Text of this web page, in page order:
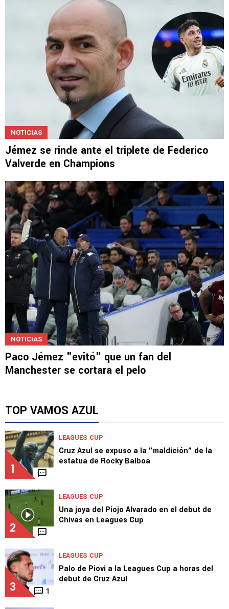
NOTICIAS
Jémez se rinde ante el triplete de Federico
Valverde en Champions
NOTICIAS
Paco Jémez "evitó" que un fan del
Manchester se cortara el pelo
TOP VAMOS AZUL
1
LEAGUES CUP
Cruz Azul se expuso a la "maldición" de la
estatua de Rocky Balboa
2
LEAGUES CUP
Una joya del Piojo Alvarado en el debut de
Chivas en Leagues Cup
3 1
LEAGUES CUP
Palo de Piovi a la Leagues Cup a horas del
debut de Cruz Azul